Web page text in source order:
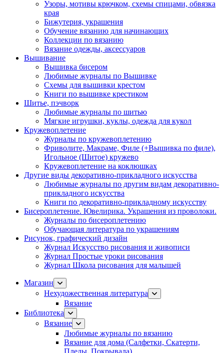
Узоры, мотивы крючком, схемы спицами, обвязка
края
Бижутерия, украшения
Обучение вязанию для начинающих
Коллекции по вязанию
Вязание одежды, аксессуаров
Вышивание
Вышивка бисером
Любимые журналы по Вышивке
Схемы для вышивки крестом
Книги по вышивке крестиком
Шитье, пэчворк
Любимые журналы по шитью
Мягкие игрушки, куклы, одежда для кукол
Кружевоплетение
Журналы по кружевоплетению
Фриволите, Макраме, Филе (+Вышивка по филе),
Игольное (Шитое) кружево
Кружевоплетение на коклюшках
Другие виды декоративно-прикладного искусства
Любимые журналы по другим видам декоративно-
прикладного искусства
Книги по декоративно-прикладному искусству
Бисероплетение. Ювелирика. Украшения из проволоки.
Журналы по бисероплетению
Обучающая литература по украшениям
Рисунок, графический дизайн
Журнал Искусство рисования и живописи
Журнал Простые уроки рисования
Журнал Школа рисования для малышей
Магазин
Нехудожественная литература
Вязание
Библиотека
Вязание
Любимые журналы по вязанию
Вязание для дома (Салфетки, Скатерти,
Пледы, Покрывала)